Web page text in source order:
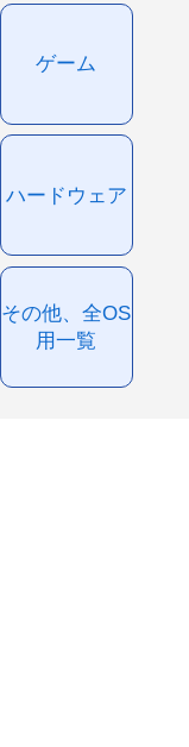
ゲーム
ハードウェア
その他、全OS
用一覧